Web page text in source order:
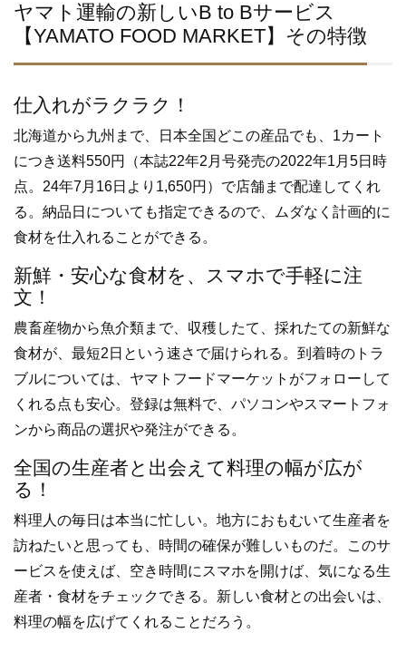
ヤマト運輸の新しいB to Bサービス
【YAMATO FOOD MARKET】その特徴
仕入れがラクラク！
北海道から九州まで、日本全国どこの産品でも、1カート
につき送料550円（本誌22年2月号発売の2022年1月5日時
点。24年7月16日より1,650円）で店舗まで配達してくれ
る。納品日についても指定できるので、ムダなく計画的に
食材を仕入れることができる。
新鮮・安心な食材を、スマホで手軽に注
文！
農畜産物から魚介類まで、収穫したて、採れたての新鮮な
食材が、最短2日という速さで届けられる。到着時のトラ
ブルについては、ヤマトフードマーケットがフォローして
くれる点も安心。登録は無料で、パソコンやスマートフォ
ンから商品の選択や発注ができる。
全国の生産者と出会えて料理の幅が広が
る！
料理人の毎日は本当に忙しい。地方におもむいて生産者を
訪ねたいと思っても、時間の確保が難しいものだ。このサ
ービスを使えば、空き時間にスマホを開けば、気になる生
産者・食材をチェックできる。新しい食材との出会いは、
料理の幅を広げてくれることだろう。